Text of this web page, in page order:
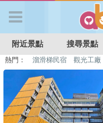
APP登入
首 頁
搜尋景點
附近景點 搜尋景點
熱門： 溜滑梯民宿 觀光工廠
特色遊戲場
親子住房優惠 台